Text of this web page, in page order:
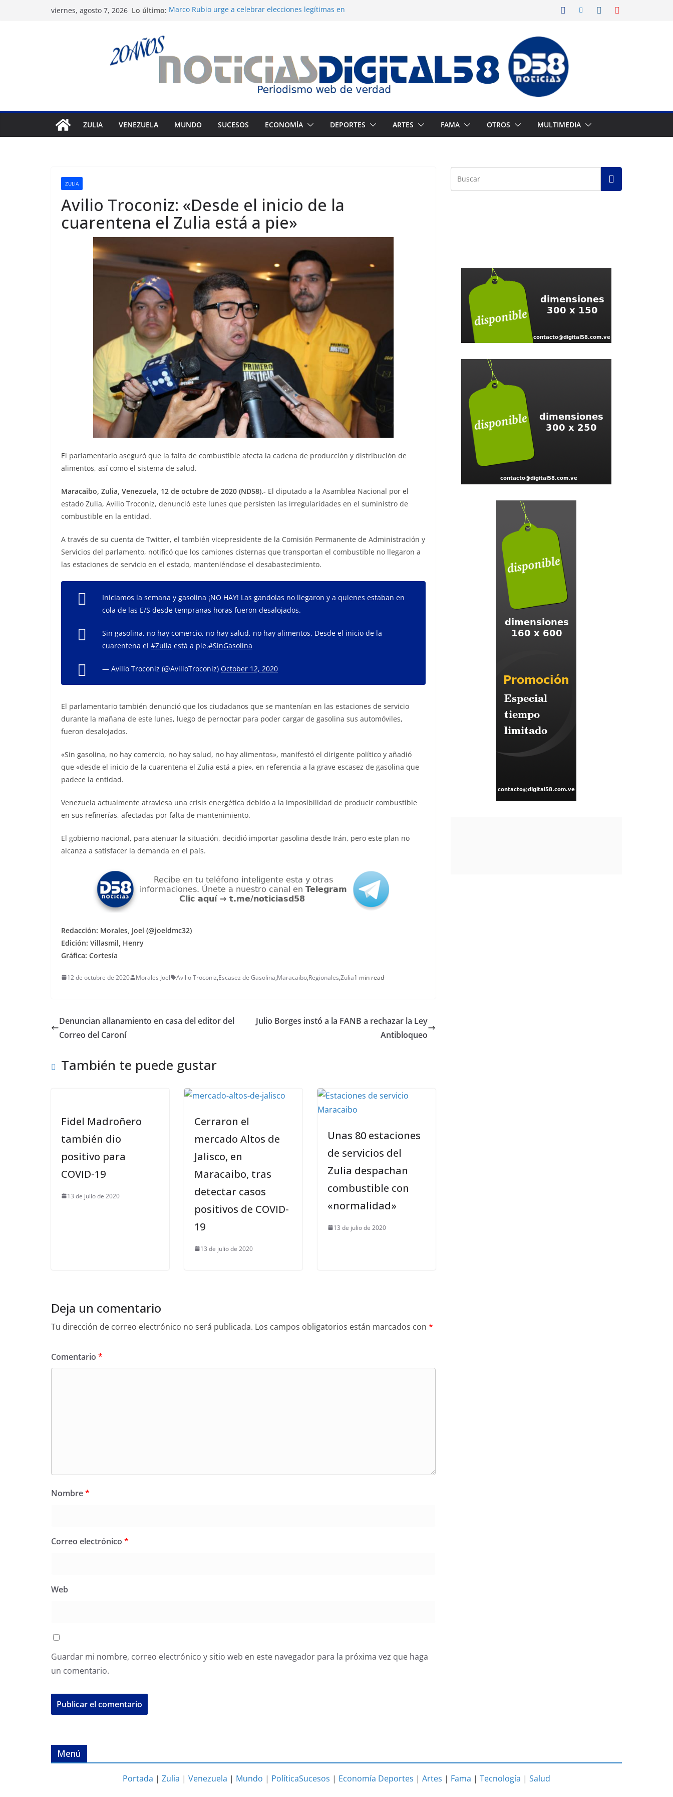
viernes, agosto 7, 2026 Lo último: Marco Rubio urge a celebrar elecciones legítimas en
Hallan el cuerpo del montañista Nirmal Purja tras
avalancha en Pakistán
Machado exige un cronograma electoral a la mesa de
ZULIA VENEZUELA MUNDO SUCESOS ECONOMÍA DEPORTES ARTES FAMA OTROS MULTIMEDIA
ZULIA
Avilio Troconiz: «Desde el inicio de la
cuarentena el Zulia está a pie»
El parlamentario aseguró que la falta de combustible afecta la cadena de producción y distribución de
alimentos, así como el sistema de salud.
Maracaibo, Zulia, Venezuela, 12 de octubre de 2020 (ND58).- El diputado a la Asamblea Nacional por el
estado Zulia, Avilio Troconiz, denunció este lunes que persisten las irregularidades en el suministro de
combustible en la entidad.
A través de su cuenta de Twitter, el también vicepresidente de la Comisión Permanente de Administración y
Servicios del parlamento, notificó que los camiones cisternas que transportan el combustible no llegaron a
las estaciones de servicio en el estado, manteniéndose el desabastecimiento.
Iniciamos la semana y gasolina ¡NO HAY! Las gandolas no llegaron y a quienes estaban en
cola de las E/S desde tempranas horas fueron desalojados.
Sin gasolina, no hay comercio, no hay salud, no hay alimentos. Desde el inicio de la
cuarentena el #Zulia está a pie.#SinGasolina
— Avilio Troconiz (@AvilioTroconiz) October 12, 2020
El parlamentario también denunció que los ciudadanos que se mantenían en las estaciones de servicio
durante la mañana de este lunes, luego de pernoctar para poder cargar de gasolina sus automóviles,
fueron desalojados.
«Sin gasolina, no hay comercio, no hay salud, no hay alimentos», manifestó el dirigente político y añadió
que «desde el inicio de la cuarentena el Zulia está a pie», en referencia a la grave escasez de gasolina que
padece la entidad.
Venezuela actualmente atraviesa una crisis energética debido a la imposibilidad de producir combustible
en sus refinerías, afectadas por falta de mantenimiento.
El gobierno nacional, para atenuar la situación, decidió importar gasolina desde Irán, pero este plan no
alcanza a satisfacer la demanda en el país.
Redacción: Morales, Joel (@joeldmc32)
Edición: Villasmil, Henry
Gráfica: Cortesía
12 de octubre de 2020 Morales Joel Avilio Troconiz,Escasez de Gasolina,Maracaibo,Regionales,Zulia1 min read
Denuncian allanamiento en casa del editor del
Correo del Caroní
Julio Borges instó a la FANB a rechazar la Ley
Antibloqueo
También te puede gustar
Fidel Madroñero
también dio
positivo para
COVID-19
13 de julio de 2020
Cerraron el
mercado Altos de
Jalisco, en
Maracaibo, tras
detectar casos
positivos de COVID-
19
13 de julio de 2020
Unas 80 estaciones
de servicios del
Zulia despachan
combustible con
«normalidad»
13 de julio de 2020
Deja un comentario
Tu dirección de correo electrónico no será publicada. Los campos obligatorios están marcados con *
Comentario *
Nombre*
Correo electrónico *
Web
Guardar mi nombre, correo electrónico y sitio web en este navegador para la próxima vez que haga
un comentario.
Menú
Portada | Zulia | Venezuela | Mundo | PolíticaSucesos | Economía Deportes | Artes | Fama | Tecnología | Salud